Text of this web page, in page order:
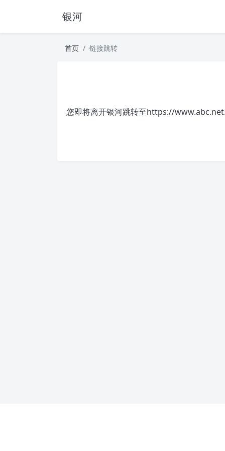
银河
首页 链接跳转
您即将离开银河跳转至https://